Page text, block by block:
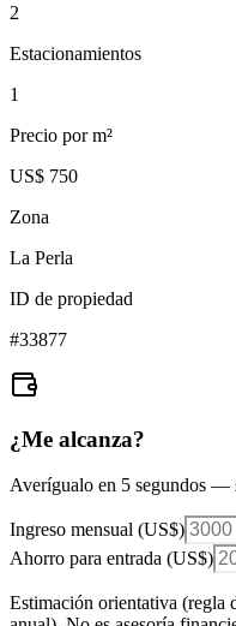
2
Estacionamientos
1
Precio por m²
US$ 750
Zona
La Perla
ID de propiedad
#33877
¿Me alcanza?
Averígualo en 5 segundos —
Ingreso mensual (US$)
Ahorro para entrada (US$)
Estimación orientativa (regla